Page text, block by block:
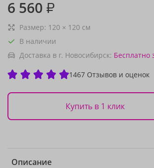
6 560 ₽
Размер: 120 × 120 см
В наличии
Доставка в г. Новосибирск: Бесплатно
1467 Отзывов и оценок
Купить в 1 клик
Описание